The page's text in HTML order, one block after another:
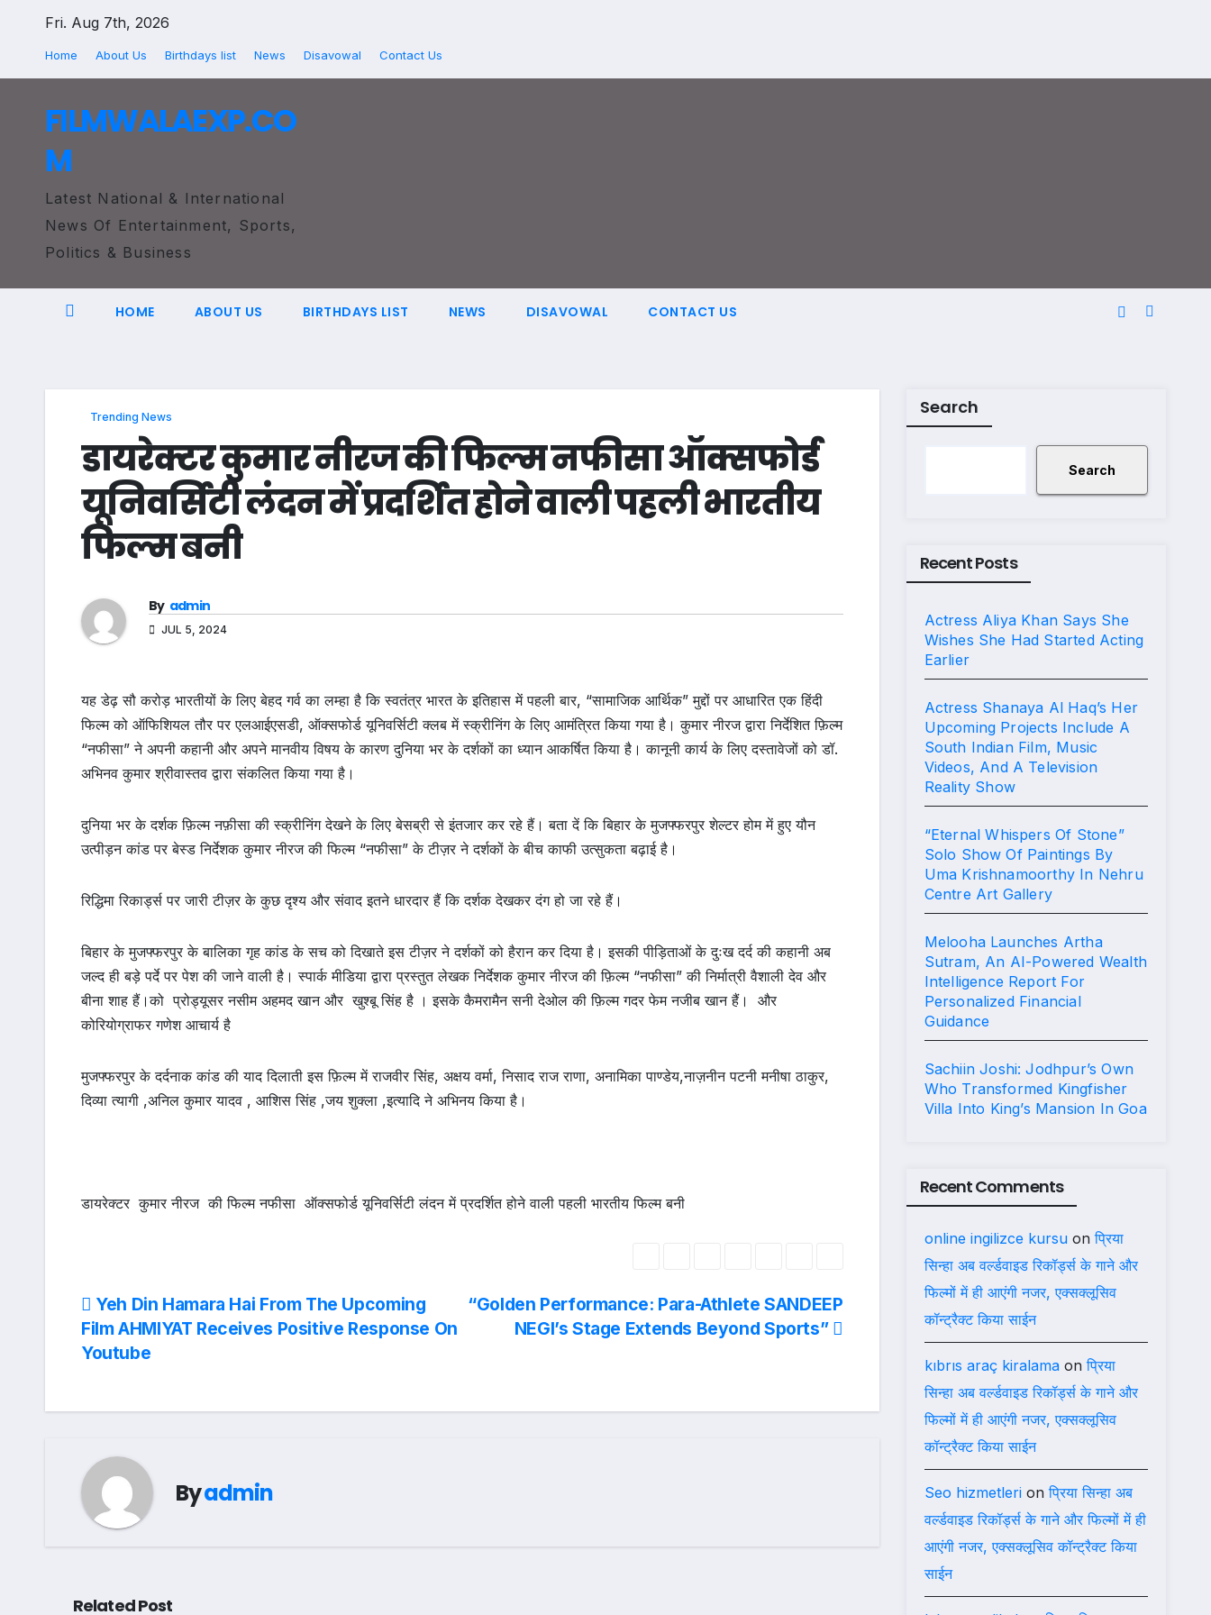
Fri. Aug 7th, 2026
Home About Us Birthdays list News Disavowal Contact Us
FILMWALAEXP.CO
M
Latest National & International
News Of Entertainment, Sports,
Politics & Business
HOME ABOUT US BIRTHDAYS LIST NEWS DISAVOWAL CONTACT US
Trending News
डायरेक्टर कुमार नीरज की फिल्म नफीसा ऑक्सफोर्ड
यूनिवर्सिटी लंदन में प्रदर्शित होने वाली पहली भारतीय
फिल्म बनी
By admin
JUL 5, 2024
यह डेढ़ सौ करोड़ भारतीयों के लिए बेहद गर्व का लम्हा है कि स्वतंत्र भारत के इतिहास में पहली बार, “सामाजिक आर्थिक” मुद्दों पर आधारित एक हिंदी
फिल्म को ऑफिशियल तौर पर एलआईएसडी, ऑक्सफोर्ड यूनिवर्सिटी क्लब में स्क्रीनिंग के लिए आमंत्रित किया गया है। कुमार नीरज द्वारा निर्देशित फ़िल्म
“नफीसा” ने अपनी कहानी और अपने मानवीय विषय के कारण दुनिया भर के दर्शकों का ध्यान आकर्षित किया है। कानूनी कार्य के लिए दस्तावेजों को डॉ.
अभिनव कुमार श्रीवास्तव द्वारा संकलित किया गया है।
दुनिया भर के दर्शक फ़िल्म नफ़ीसा की स्क्रीनिंग देखने के लिए बेसब्री से इंतजार कर रहे हैं। बता दें कि बिहार के मुजफ्फरपुर शेल्टर होम में हुए यौन
उत्पीड़न कांड पर बेस्ड निर्देशक कुमार नीरज की फिल्म “नफीसा” के टीज़र ने दर्शकों के बीच काफी उत्सुकता बढ़ाई है।
रिद्धिमा रिकार्ड्स पर जारी टीज़र के कुछ दृश्य और संवाद इतने धारदार हैं कि दर्शक देखकर दंग हो जा रहे हैं।
बिहार के मुजफ्फरपुर के बालिका गृह कांड के सच को दिखाते इस टीज़र ने दर्शकों को हैरान कर दिया है। इसकी पीड़िताओं के दुःख दर्द की कहानी अब
जल्द ही बड़े पर्दे पर पेश की जाने वाली है। स्पार्क मीडिया द्वारा प्रस्तुत लेखक निर्देशक कुमार नीरज की फ़िल्म “नफीसा” की निर्मात्री वैशाली देव और
बीना शाह हैं।को प्रोड्यूसर नसीम अहमद खान और खुश्बू सिंह है । इसके कैमरामैन सनी देओल की फ़िल्म गदर फेम नजीब खान हैं। और
कोरियोग्राफर गणेश आचार्य है
मुजफ्फरपुर के दर्दनाक कांड की याद दिलाती इस फ़िल्म में राजवीर सिंह, अक्षय वर्मा, निसाद राज राणा, अनामिका पाण्डेय,नाज़नीन पटनी मनीषा ठाकुर,
दिव्या त्यागी ,अनिल कुमार यादव , आशिस सिंह ,जय शुक्ला ,इत्यादि ने अभिनय किया है।
डायरेक्टर कुमार नीरज की फिल्म नफीसा ऑक्सफोर्ड यूनिवर्सिटी लंदन में प्रदर्शित होने वाली पहली भारतीय फिल्म बनी
Post
navigation
“Golden Performance: Para-Athlete SANDEEP
NEGI’s Stage Extends Beyond Sports”
Yeh Din Hamara Hai From The Upcoming
Film AHMIYAT Receives Positive Response On
Youtube
Byadmin
Related Post
Search
Search
Recent Posts
Actress Aliya Khan Says She
Wishes She Had Started Acting
Earlier
Actress Shanaya Al Haq’s Her
Upcoming Projects Include A
South Indian Film, Music
Videos, And A Television
Reality Show
“Eternal Whispers Of Stone”
Solo Show Of Paintings By
Uma Krishnamoorthy In Nehru
Centre Art Gallery
Melooha Launches Artha
Sutram, An AI-Powered Wealth
Intelligence Report For
Personalized Financial
Guidance
Sachiin Joshi: Jodhpur’s Own
Who Transformed Kingfisher
Villa Into King’s Mansion In Goa
Recent Comments
online ingilizce kursuonप्रिया
सिन्हा अब वर्ल्डवाइड रिकॉर्ड्स के गाने और
फिल्मों में ही आएंगी नजर, एक्सक्लूसिव
कॉन्ट्रैक्ट किया साईन
kıbrıs araç kiralamaonप्रिया
सिन्हा अब वर्ल्डवाइड रिकॉर्ड्स के गाने और
फिल्मों में ही आएंगी नजर, एक्सक्लूसिव
कॉन्ट्रैक्ट किया साईन
Seo hizmetlerionप्रिया सिन्हा अब
वर्ल्डवाइड रिकॉर्ड्स के गाने और फिल्मों में ही
आएंगी नजर, एक्सक्लूसिव कॉन्ट्रैक्ट किया
साईन